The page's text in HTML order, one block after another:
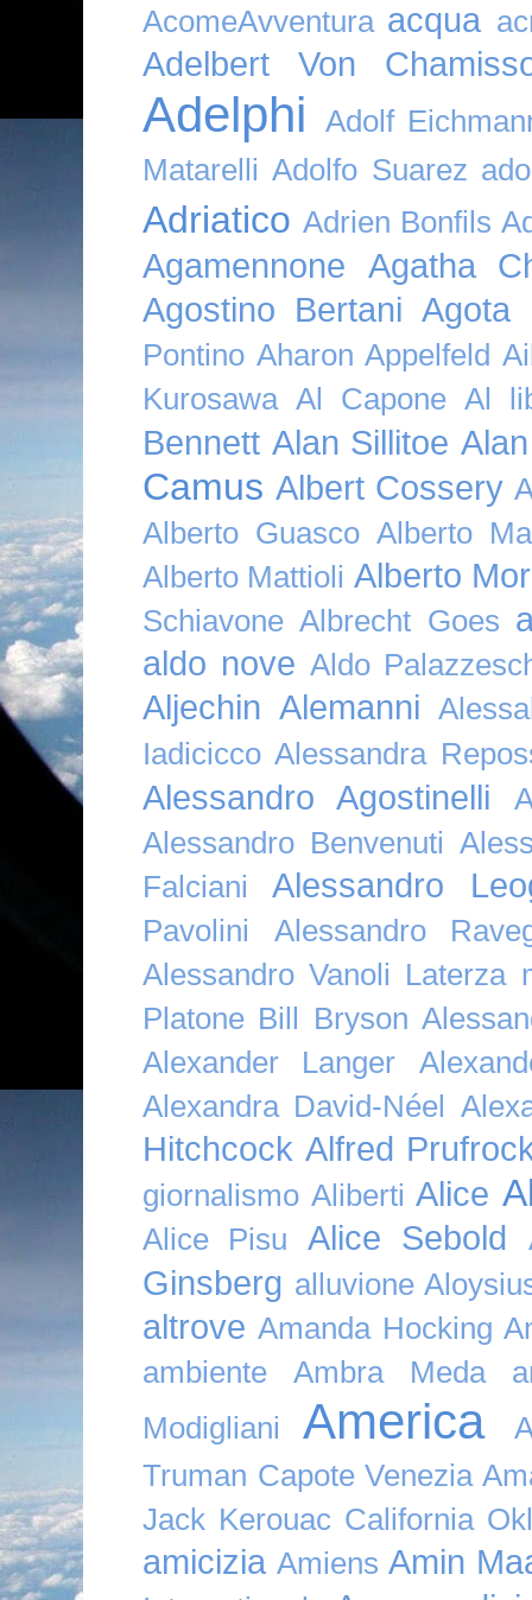
AcomeAvventura acqua
Adelbert Von
Adelphi
Adolf
Matarelli Adolfo Suarez
Adriatico Adrien Bonfils
Agamennone
Agatha
Agostino Bertani Agota
Pontino Aharon Appelfeld
Kurosawa Al Capone Al
Bennett Alan Sillitoe
Camus Albert Cossery
Alberto Guasco Alberto
Alberto Mattioli Alberto
Schiavone Albrecht Goes
aldo nove Aldo
Aljechin Alemanni
Iadicicco Alessandra
Alessandro Agostinelli
Alessandro Benvenuti
Falciani
Alessandro
Pavolini
Alessandro
Alessandro Vanoli Laterza
Platone Bill Bryson
Alexander Langer
Alexandra David-Néel
Hitchcock Alfred
giornalismo Aliberti Alice
Alice Pisu Alice Sebold
Ginsberg alluvione
altrove Amanda Hocking
ambiente
Ambra Meda
Modigliani
America
Truman Capote Venezia
Jack Kerouac California
amicizia Amiens Amin